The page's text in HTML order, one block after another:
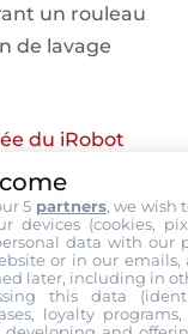
un rouleau
de lavage
du iRobot
tous
dans
5 partners, we wish
devices (cookies,
data with our
or in our emails,
later, including in
this data
loyalty